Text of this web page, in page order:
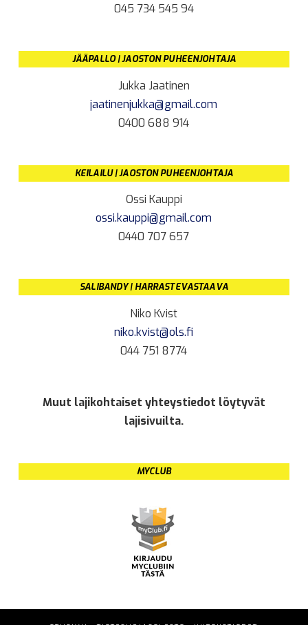
045 734 545 94
JÄÄPALLO | JAOSTON PUHEENJOHTAJA
Jukka Jaatinen
jaatinenjukka@gmail.com
0400 688 914
KEILAILU | JAOSTON PUHEENJOHTAJA
Ossi Kauppi
ossi.kauppi@gmail.com
0440 707 657
SALIBANDY | HARRASTEVASTAAVA
Niko Kvist
niko.kvist@ols.fi
044 751 8774
Muut lajikohtaiset yhteystiedot löytyvät
lajisivuilta.
MYCLUB